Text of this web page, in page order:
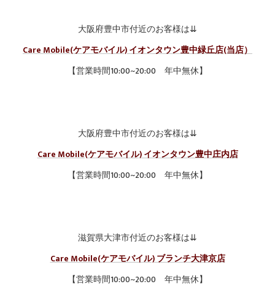
大阪府豊中市付近のお客様は⇊
Care Mobile(ケアモバイル) イオンタウン豊中緑丘店(当店）
【営業時間10:00~20:00 年中無休】
大阪府豊中市付近のお客様は⇊
Care Mobile(ケアモバイル) イオンタウン豊中庄内店
【営業時間10:00~20:00 年中無休】
滋賀県大津市付近のお客様は⇊
Care Mobile(ケアモバイル) ブランチ大津京店
【営業時間10:00~20:00 年中無休】